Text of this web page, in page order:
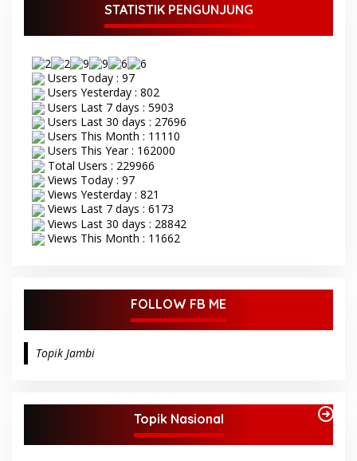
STATISTIK PENGUNJUNG
Users Today : 97
Users Yesterday : 802
Users Last 7 days : 5903
Users Last 30 days : 27696
Users This Month : 11110
Users This Year : 162000
Total Users : 229966
Views Today : 97
Views Yesterday : 821
Views Last 7 days : 6173
Views Last 30 days : 28842
Views This Month : 11662
FOLLOW FB ME
Topik Jambi
Topik Nasional